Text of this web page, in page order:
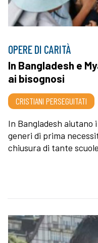
OPERE DI CARITÀ
In Bangladesh e
ai bisognosi
CRISTIANI PERSEGUITATI
In Bangladesh aiutano
generi di prima
chiusura di tante